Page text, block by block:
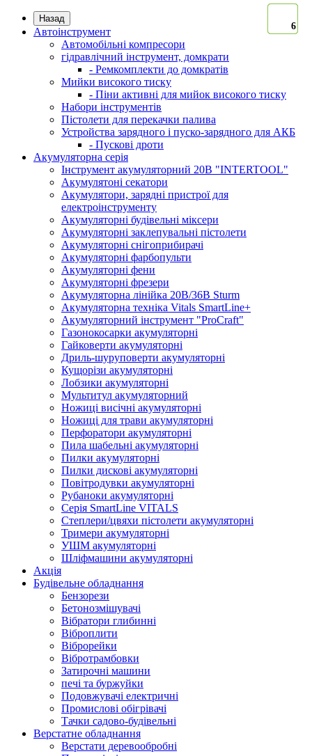
Назад
Автоінструмент
Автомобільні компресори
гідравлічний інструмент, домкрати
- Ремкомплекти до домкратів
Мийки високого тиску
- Піни активні для мийок високого тиску
Набори інструментів
Пістолети для перекачки палива
Устройства зарядного і пуско-зарядного для АКБ
- Пускові дроти
Акумуляторна серія
Інструмент акумуляторний 20В "INTERTOOL"
Акумулятоні секатори
Акумулятори, зарядні пристрої для
електроінструменту
Акумуляторні будівельні міксери
Акумуляторні заклепувальні пістолети
Акумуляторні снігоприбирачі
Акумуляторні фарбопульти
Акумуляторні фени
Акумуляторні фрезери
Акумуляторна лінійка 20В/36В Sturm
Акумуляторна техніка Vitals SmartLine+
Акумуляторний інструмент "ProCraft"
Газонокосарки акумуляторні
Гайковерти акумуляторні
Дриль-шуруповерти акумуляторні
Кущорізи акумуляторні
Лобзики акумуляторні
Мультитул акумуляторний
Ножиці висічні акумуляторні
Ножиці для трави акумуляторні
Перфоратори акумуляторні
Пила шабельні акумуляторні
Пилки акумуляторні
Пилки дискові акумуляторні
Повітродувки акумуляторні
Рубаноки акумуляторні
Серія SmartLine VITALS
Степлери/цвяхи пістолети акумуляторні
Тримери акумуляторні
УШМ акумуляторні
Шліфмашини акумуляторні
Акція
Будівельне обладнання
Бензорези
Бетонозмішувачі
Вібратори глибинні
Віброплити
Віброрейки
Вібротрамбовки
Затирочні машини
печі та буржуйки
Подовжувачі електричні
Промислові обігрівачі
Тачки садово-будівельні
Верстатне обладнання
Верстати деревообробні
6
6
6
6
6
6
6